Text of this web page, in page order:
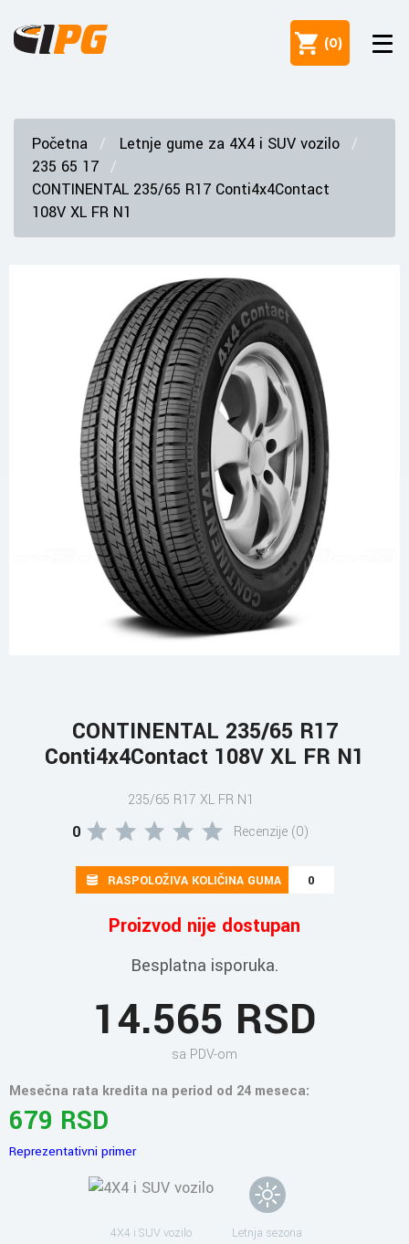
(0)
Početna
Letnje gume za 4X4 i SUV vozilo
235 65 17
CONTINENTAL 235/65 R17 Conti4x4Contact
108V XL FR N1
CONTINENTAL 235/65 R17
Conti4x4Contact 108V XL FR N1
235/65 R17 XL FR N1
0 Recenzije (0)
RASPOLOŽIVA KOLIČINA GUMA 0
Proizvod nije dostupan
Besplatna isporuka.
14.565 RSD
sa PDV-om
Mesečna rata kredita na period od 24 meseca:
679 RSD
Reprezentativni primer
4X4 i SUV vozilo Letnja sezona